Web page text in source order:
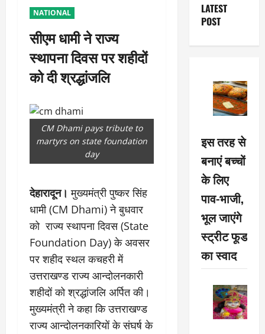
NATIONAL
सीएम धामी ने राज्य
स्थापना दिवस पर शहीदों
को दी श्रद्धांजलि
CM Dhami pays tribute to
martyrs on state foundation
day
देहारादून। मुख्यमंत्री पुष्कर सिंह
धामी (CM Dhami) ने बुधवार
को राज्य स्थापना दिवस (State
Foundation Day) के अवसर
पर शहीद स्थल कचहरी में
उत्तराखण्ड राज्य आन्दोलनकारी
शहीदों को श्रद्धांजलि अर्पित की।
मुख्यमंत्री ने कहा कि उत्तराखण्ड
राज्य आन्दोलनकारियों के संघर्ष के
LATEST
POST
इस तरह से
बनाएं बच्चों
के लिए
पाव-भाजी,
भूल जाएंगे
स्ट्रीट फूड
का स्वाद